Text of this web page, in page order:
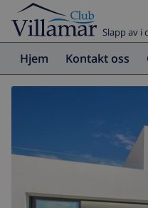
Slapp av i
Hjem Kontakt oss